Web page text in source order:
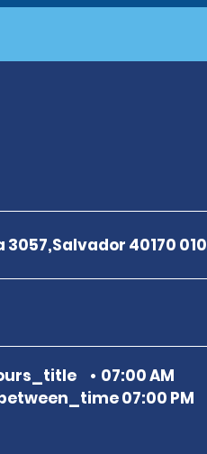
40170 010
07:00 AM
07:00 PM